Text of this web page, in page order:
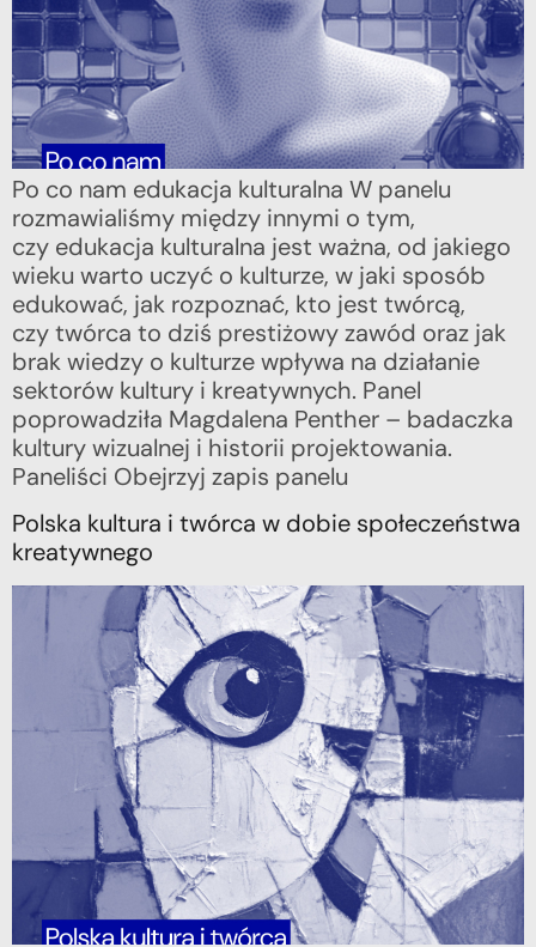
Po co nam edukacja kulturalna W panelu
rozmawialiśmy między innymi o tym,
czy edukacja kulturalna jest ważna, od jakiego
wieku warto uczyć o kulturze, w jaki sposób
edukować, jak rozpoznać, kto jest twórcą,
czy twórca to dziś prestiżowy zawód oraz jak
brak wiedzy o kulturze wpływa na działanie
sektorów kultury i kreatywnych. Panel
poprowadziła Magdalena Penther – badaczka
kultury wizualnej i historii projektowania.
Paneliści Obejrzyj zapis panelu
Polska kultura i twórca w dobie społeczeństwa
kreatywnego